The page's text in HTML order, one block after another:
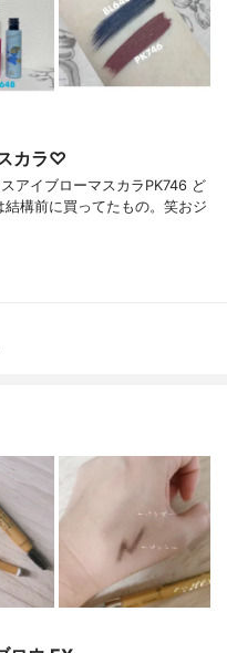
カラ♡
アイブローマスカラPK746 ど
構前に買ってたもの。笑おジ